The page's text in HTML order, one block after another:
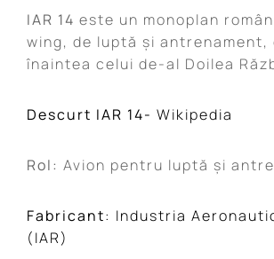
IAR 14 este un monoplan
wing, de luptă și
înaintea celui de-al Doilea
Descurt IAR 14- Wikipedia
Rol: Avion pentru luptă și
Fabricant: Industria
(IAR)